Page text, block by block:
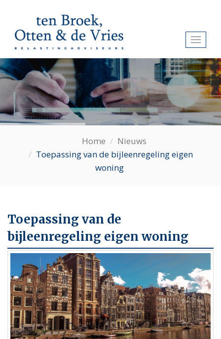
Home
Nieuws
Toepassing van de bijleenregeling eigen
woning
Toepassing van de
bijleenregeling eigen woning